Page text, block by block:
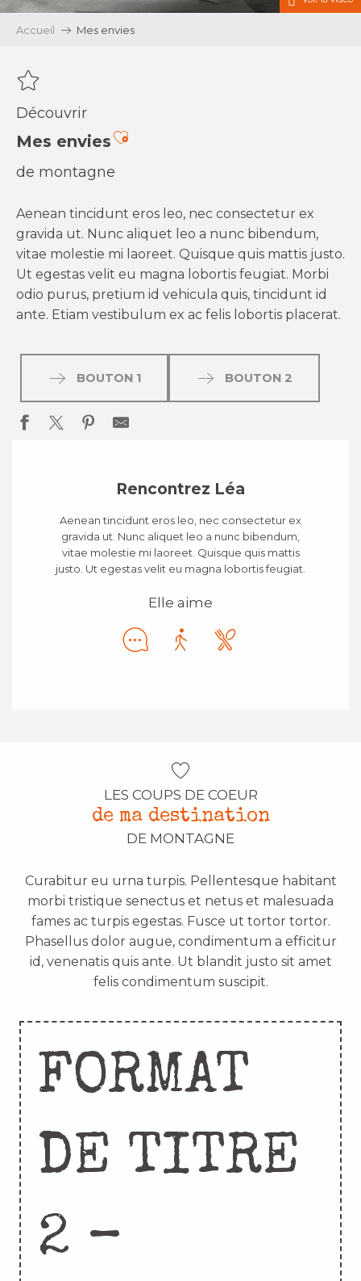
Accueil Mes envies
Découvrir
Mes enviesAjouter aux favoris
de montagne
Aenean tincidunt eros leo, nec consectetur ex
gravida ut. Nunc aliquet leo a nunc bibendum,
vitae molestie mi laoreet. Quisque quis mattis justo.
Ut egestas velit eu magna lobortis feugiat. Morbi
odio purus, pretium id vehicula quis, tincidunt id
ante. Etiam vestibulum ex ac felis lobortis placerat.
BOUTON 1 BOUTON 2
Rencontrez Léa
Aenean tincidunt eros leo, nec consectetur ex
gravida ut. Nunc aliquet leo a nunc bibendum,
vitae molestie mi laoreet. Quisque quis mattis
justo. Ut egestas velit eu magna lobortis feugiat.
Elle aime
LES COUPS DE COEUR
de ma destination
DE MONTAGNE
Curabitur eu urna turpis. Pellentesque habitant
morbi tristique senectus et netus et malesuada
fames ac turpis egestas. Fusce ut tortor tortor.
Phasellus dolor augue, condimentum a efficitur
id, venenatis quis ante. Ut blandit justo sit amet
felis condimentum suscipit.
FORMAT
DE TITRE
2 –